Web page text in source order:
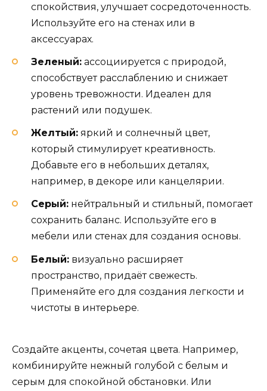
спокойствия, улучшает сосредоточенность.
Используйте его на стенах или в
аксессуарах.
Зеленый: ассоциируется с природой,
способствует расслаблению и снижает
уровень тревожности. Идеален для
растений или подушек.
Желтый: яркий и солнечный цвет,
который стимулирует креативность.
Добавьте его в небольших деталях,
например, в декоре или канцелярии.
Серый: нейтральный и стильный, помогает
сохранить баланс. Используйте его в
мебели или стенах для создания основы.
Белый: визуально расширяет
пространство, придаёт свежесть.
Применяйте его для создания легкости и
чистоты в интерьере.
Создайте акценты, сочетая цвета. Например,
комбинируйте нежный голубой с белым и
серым для спокойной обстановки. Или